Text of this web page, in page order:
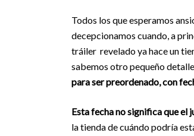
Todos los que esperamos
decepcionamos cuando, a
tráiler revelado ya hace un
sabemos otro pequeño
para ser preordenado, con
Esta fecha no significa que el
la tienda de cuándo podría